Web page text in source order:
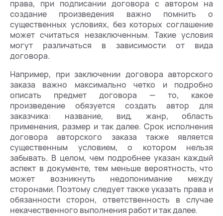
права, при подписании договора с автором на
создание произведения важно помнить о
существенных условиях, без которых соглашение
может считаться незаключенным. Такие условия
могут различаться в зависимости от вида
договора.
Например, при заключении договора авторского
заказа важно максимально четко и подробно
описать предмет договора — то, какое
произведение обязуется создать автор для
заказчика: название, вид, жанр, область
применения, размер и так далее. Срок исполнения
договора авторского заказа также является
существенным условием, о котором нельзя
забывать. В целом, чем подробнее указан каждый
аспект в документе, тем меньше вероятность, что
может возникнуть недопонимание между
сторонами. Поэтому следует также указать права и
обязанности сторон, ответственность в случае
некачественного выполнения работ и так далее.